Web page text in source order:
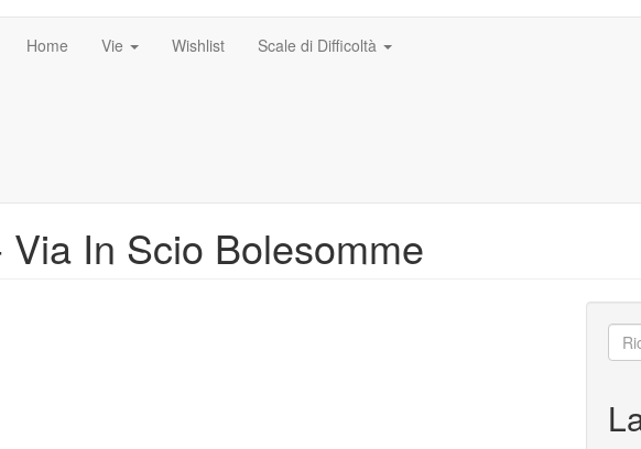
Home Vie Wishlist Scale di Difficoltà
In Scio Bolesomme